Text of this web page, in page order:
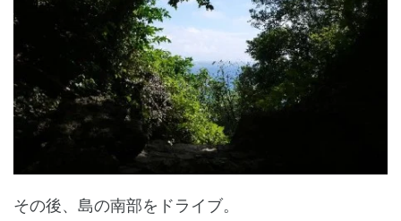
その後、島の南部をドライブ。